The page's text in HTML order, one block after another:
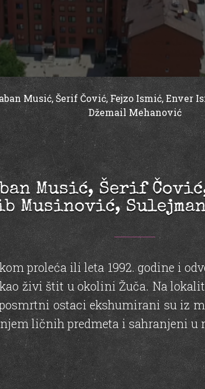
Musić, Šerif Čović, Fejzo Ismić, Enver
Džemail Mehanović
Musić, Šerif
Musinović,
proleća ili leta 1992. godine i
živi štit u okolini Žuča. Na
ostaci ekshumirani su iz
ličnih predmeta i sahranjeni u